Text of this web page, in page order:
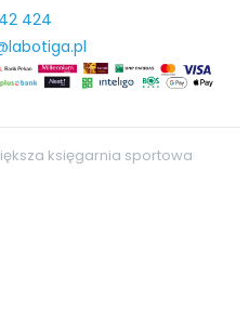
424
księgarnia sportowa